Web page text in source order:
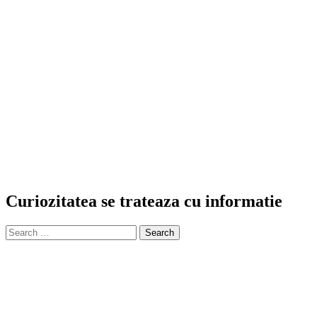
Curiozitatea se trateaza cu informatie
Search
for: